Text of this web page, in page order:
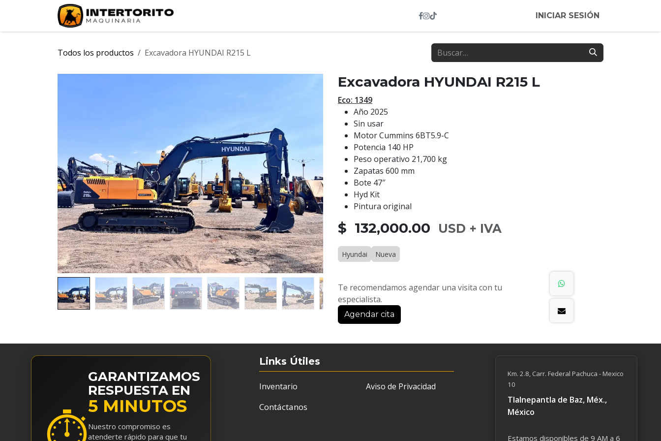
INICIAR SESIÓN
Todos los productos Excavadora HYUNDAI R215 L
Excavadora HYUNDAI R215 L
Eco: 1349
Año 2025
Sin usar
Motor Cummins 6BT5.9-C
Potencia 140 HP
Peso operativo 21,700 kg
Zapatas 600 mm
Bote 47″
Hyd Kit
Pintura original
$ 132,000.00 USD + IVA
Hyundai Nueva
Te recomendamos agendar una visita con tu
especialista.
Agendar cita
GARANTIZAMOS
RESPUESTA EN
5 MINUTOS
Nuestro compromiso es
atenderte rápido para que tu
Links Útiles
Inventario
Contáctanos
Aviso de Privacidad
Km. 2.8, Carr. Federal Pachuca - Mexico
10
Tlalnepantla de Baz, Méx.,
México
Estamos disponibles de 9 AM a 6